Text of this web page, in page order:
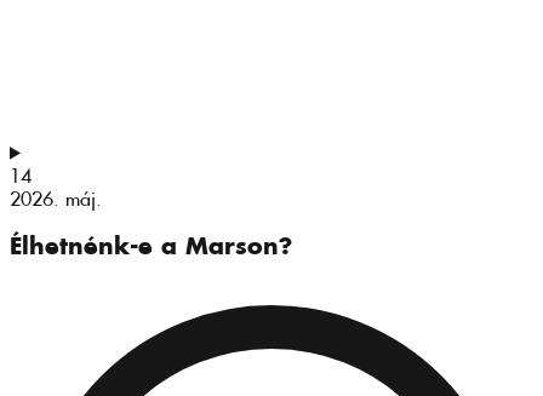
14
2026. máj.
Élhetnénk-e a Marson?